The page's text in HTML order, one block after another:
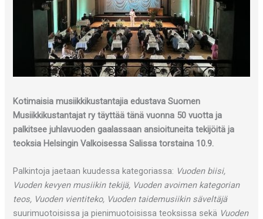
Kotimaisia musiikkikustantajia edustava Suomen
Musiikkikustantajat ry täyttää tänä vuonna 50 vuotta ja
palkitsee juhlavuoden gaalassaan ansioituneita tekijöitä ja
teoksia Helsingin Valkoisessa Salissa torstaina 10.9.
Palkintoja jaetaan kuudessa kategoriassa: Vuoden biisi,
Vuoden kevyen musiikin tekijä, Vuoden avoimen kategorian
teos, Vuoden vientiteko, Vuoden taidemusiikin säveltäjä
suurimuotoisissa ja pienimuotoisissa teoksissa sekä Vuoden